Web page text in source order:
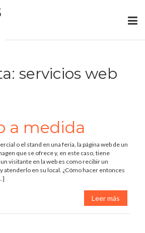
servicios web
a medida
o el stand en una feria, la página web de un
que se ofrece y, en este caso, tiene
visitante en la web es como recibir un
atenderlo en su local. ¿Cómo hacer entonces
Leer más